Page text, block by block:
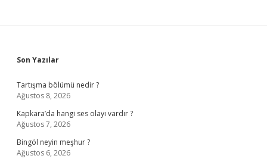
Sidebar
Son Yazılar
Tartışma bölümü nedir ?
Ağustos 8, 2026
Kapkara’da hangi ses olayı vardır ?
Ağustos 7, 2026
Bingöl neyin meşhur ?
Ağustos 6, 2026